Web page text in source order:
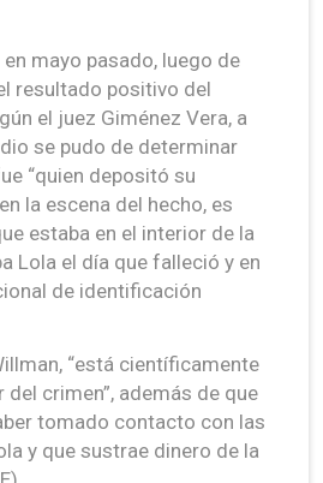
mayo pasado, luego de
resultado positivo del
el juez Giménez Vera, a
se pudo de determinar
“quien depositó su
la escena del hecho, es
estaba en el interior de la
Lola el día que falleció y en
de identificación
“está científicamente
del crimen”, además de que
tomado contacto con las
y que sustrae dinero de la